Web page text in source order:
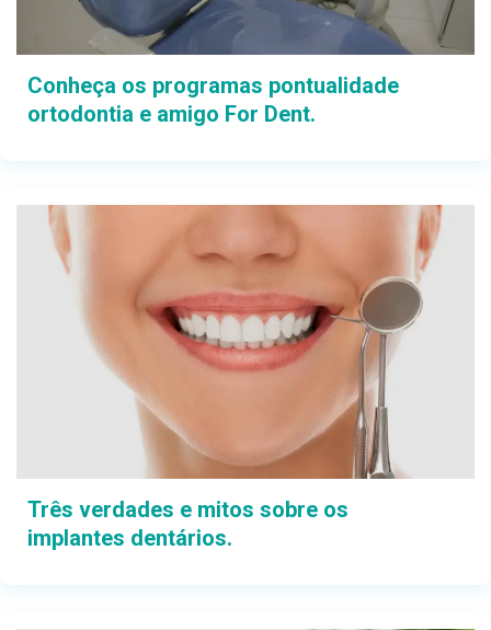
Conheça os programas pontualidade
ortodontia e amigo For Dent.
Três verdades e mitos sobre os
implantes dentários.